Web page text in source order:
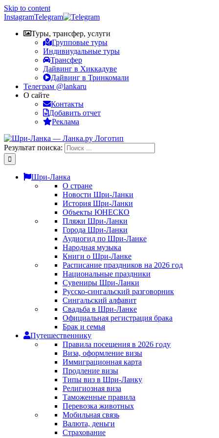
Skip to content
InstagramTelegram
Туры, трансфер, услуги
Групповые туры
Индивиудальные туры
Трансфер
Дайвинг в Хиккадуве
Дайвинг в Тринкомали
Телеграм @lankaru
О сайте
Контакты
Добавить отчет
Реклама
Результат поиска:
Шри-Ланка
О стране
Новости Шри-Ланки
История Шри-Ланки
Объекты ЮНЕСКО
Пляжи Шри-Ланки
Города Шри-Ланки
Аудиогид по Шри-Ланке
Народная музыка
Книги о Шри-Ланке
Расписание праздников на 2026 год
Национальные праздники
Сувениры Шри-Ланки
Русско-сингальский разговорник
Сингальский алфавит
Свадьба в Шри-Ланке
Официальная регистрация брака
Брак и семья
Путешественнику
Правила посещения в 2026 году
Виза, оформление визы
Иммиграционная карта
Продление визы
Типы виз в Шри-Ланку
Религиозная виза
Таможенные правила
Перевозка животных
Мобильная связь
Валюта, деньги
Страхование